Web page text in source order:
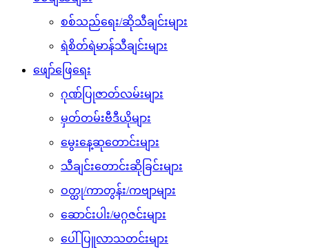
စစ်သည်ရေး/ဆိုသီချင်းများ
ရဲစိတ်ရဲမာန်သီချင်းများ
ဖျော်ဖြေရေး
ဂုဏ်ပြုဇာတ်လမ်းများ
မှတ်တမ်းဗီဒီယိုများ
မွေးနေ့ဆုတောင်းများ
သီချင်းတောင်းဆိုခြင်းများ
ဝတ္ထု/ကာတွန်း/ကဗျာများ
ဆောင်းပါး/မဂ္ဂဇင်းများ
ပေါ်ပြူလာသတင်းများ